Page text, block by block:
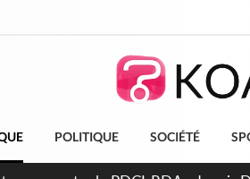
POLITIQUE SOCIÉTÉ